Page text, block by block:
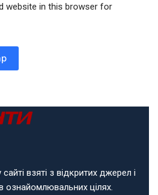
website in this browser for
взяті з відкритих джерел і
цілях.